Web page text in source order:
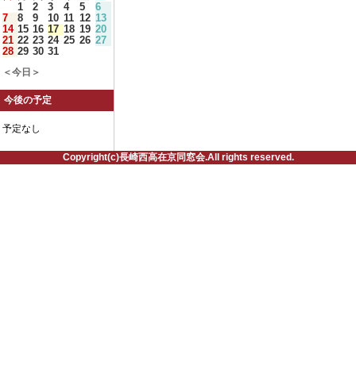
1
2 3 4 5
6
7
8 9 10 11 12 13
14 15 16 17 18 19 20
21 22 23 24 25 26 27
28 29 30 31
＜今日＞
今後の予定
予定なし
Copyright(c)長崎西高在京同窓会.All rights reserved.